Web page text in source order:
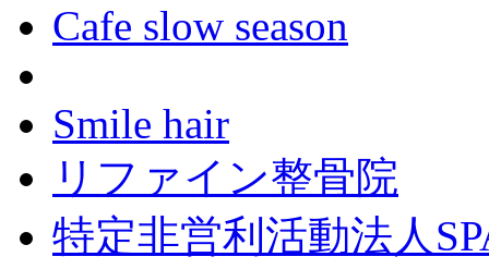
Cafe slow season
Smile hair
リファイン整骨院
特定非営利活動法人